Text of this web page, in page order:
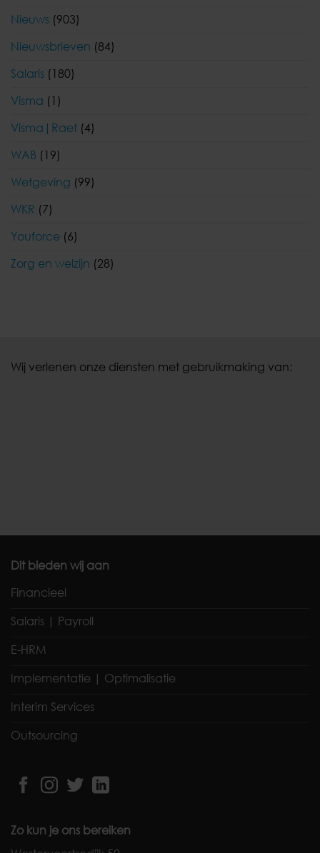
Nieuws (903)
Nieuwsbrieven (84)
Salaris (180)
Visma (1)
Visma|Raet (4)
WAB (19)
Wetgeving (99)
WKR (7)
Youforce (6)
Zorg en welzijn (28)
Wij verlenen onze diensten met gebruikmaking van:
Dit bieden wij aan
Financieel
Salaris | Payroll
E-HRM
Implementatie | Optimalisatie
Interim Services
Outsourcing
Zo kun je ons bereiken